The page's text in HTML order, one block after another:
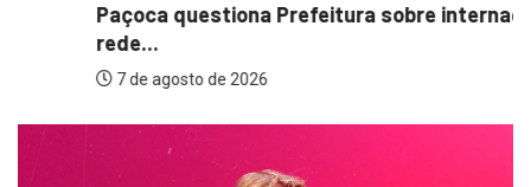
Paçoca questiona Prefeitura sobre internações e
7 de agosto de 2026